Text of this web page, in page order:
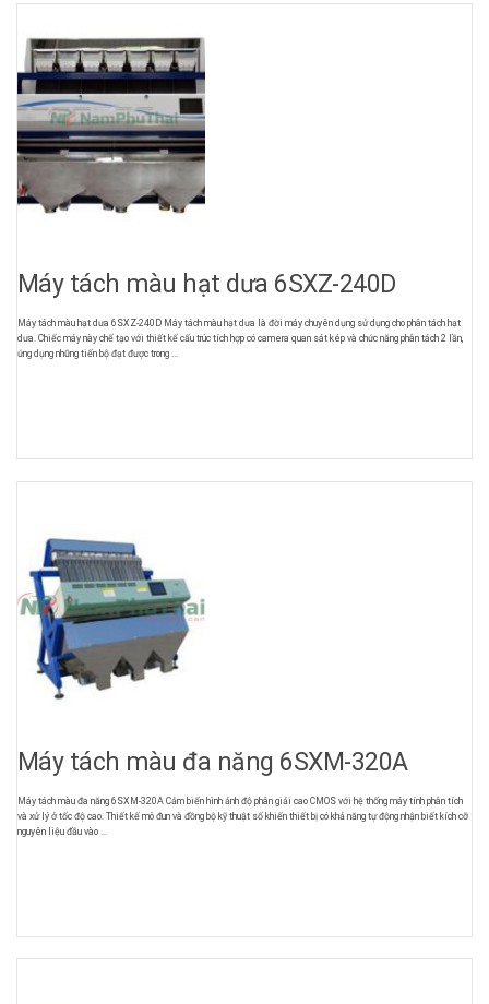
Máy tách màu hạt dưa 6SXZ-240D
Máy tách màu hạt dưa 6SXZ-240D Máy tách màu hạt dưa là đời máy chuyên dụng sử dụng cho phân tách hạt
dưa. Chiếc máy này chế tạo với thiết kế cấu trúc tích hợp có camera quan sát kép và chức năng phân tách 2 lần,
ứng dụng những tiến bộ đạt được trong ...
Máy tách màu đa năng 6SXM-320A
Máy tách màu đa năng 6SXM-320A Cảm biến hình ảnh độ phân giải cao CMOS với hệ thống máy tính phân tích
và xử lý ở tốc độ cao. Thiết kế mô đun và đồng bộ kỹ thuật số khiến thiết bị có khả năng tự động nhận biết kích cỡ
nguyên liệu đầu vào ...